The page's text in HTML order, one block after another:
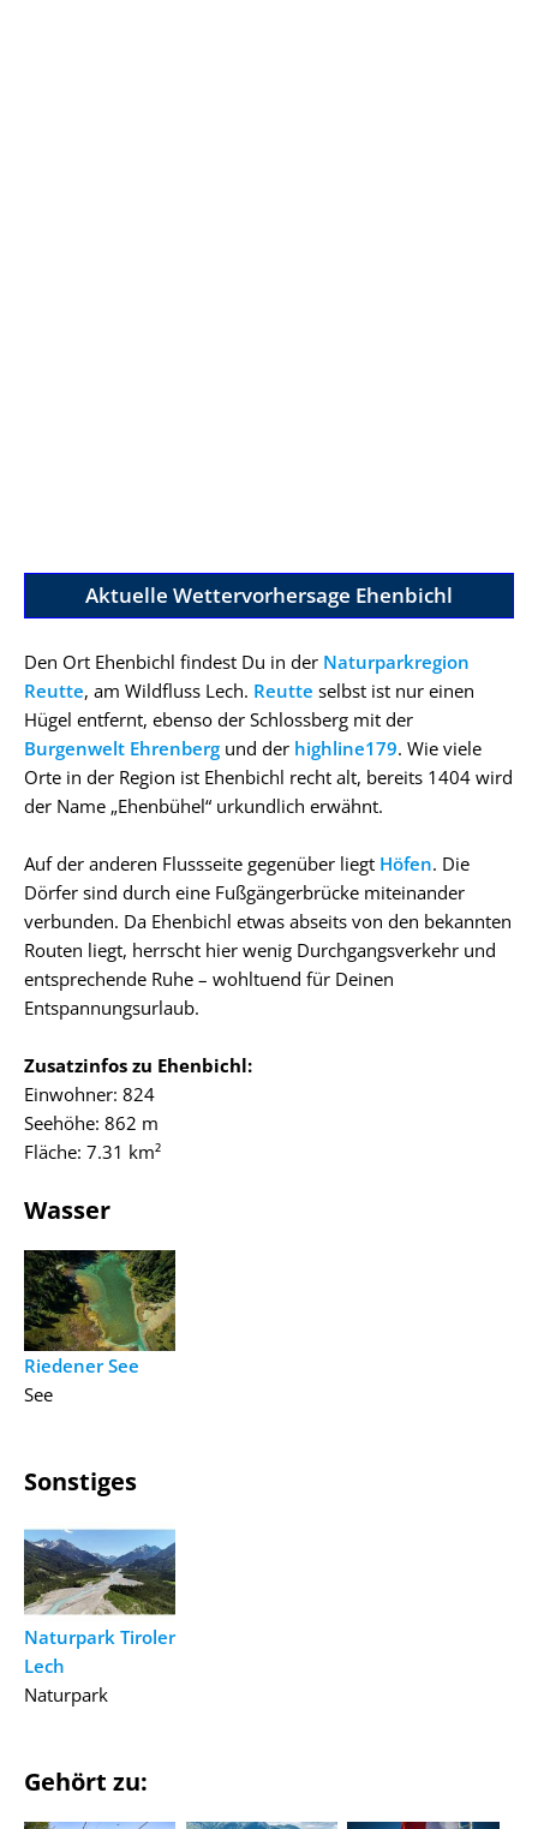
Aktuelle Wettervorhersage Ehenbichl
Den Ort Ehenbichl findest Du in der Naturparkregion
Reutte, am Wildfluss Lech. Reutte selbst ist nur einen
Hügel entfernt, ebenso der Schlossberg mit der
Burgenwelt Ehrenberg und der highline179. Wie viele
Orte in der Region ist Ehenbichl recht alt, bereits 1404 wird
der Name „Ehenbühel“ urkundlich erwähnt.
Auf der anderen Flussseite gegenüber liegt Höfen. Die
Dörfer sind durch eine Fußgängerbrücke miteinander
verbunden. Da Ehenbichl etwas abseits von den bekannten
Routen liegt, herrscht hier wenig Durchgangsverkehr und
entsprechende Ruhe – wohltuend für Deinen
Entspannungsurlaub.
Zusatzinfos zu Ehenbichl:
Einwohner: 824
Seehöhe: 862 m
Fläche: 7.31 km²
Wasser
Riedener See
See
Sonstiges
Naturpark Tiroler
Lech
Naturpark
Gehört zu: